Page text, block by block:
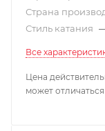
Страна
Стиль катания
Все
Цена
может